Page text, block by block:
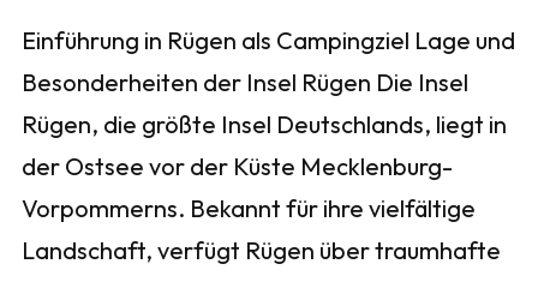
Einführung in Rügen als Campingziel Lage und
Besonderheiten der Insel Rügen Die Insel
Rügen, die größte Insel Deutschlands, liegt in
der Ostsee vor der Küste Mecklenburg-
Vorpommerns. Bekannt für ihre vielfältige
Landschaft, verfügt Rügen über traumhafte